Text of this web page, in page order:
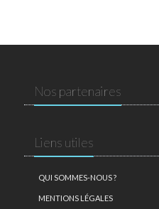
Nos partenaires
Liens utiles
QUI SOMMES-NOUS ?
MENTIONS LÉGALES